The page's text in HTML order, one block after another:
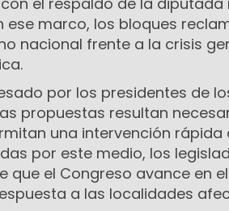
ese marco, los bloques
nacional frente a la crisis
por los presidentes de
propuestas resultan
una intervención rápida
por este medio, los
que el Congreso avance en
a las localidades